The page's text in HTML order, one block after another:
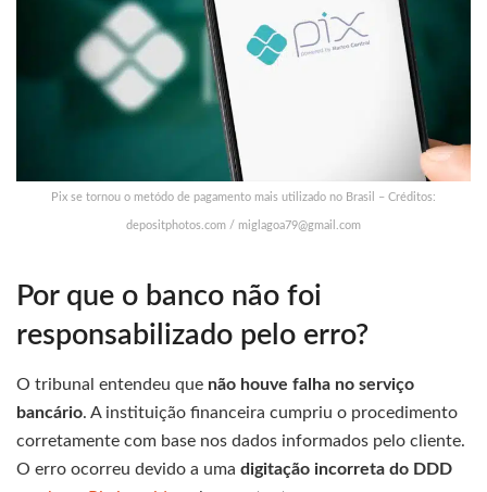
Pix se tornou o metódo de pagamento mais utilizado no Brasil – Créditos:
depositphotos.com / miglagoa79@gmail.com
Por que o banco não foi
responsabilizado pelo erro?
O tribunal entendeu que não houve falha no serviço
bancário. A instituição financeira cumpriu o procedimento
corretamente com base nos dados informados pelo cliente.
O erro ocorreu devido a uma digitação incorreta do DDD